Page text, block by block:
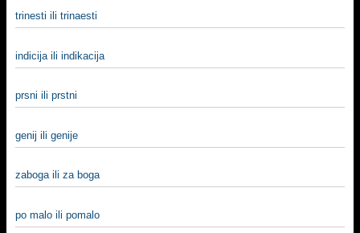
trinesti ili trinaesti
indicija ili indikacija
prsni ili prstni
genij ili genije
zaboga ili za boga
po malo ili pomalo